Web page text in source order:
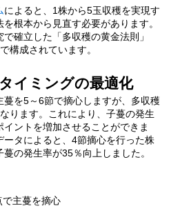
ター栽培の最適環境
着果管理による品質向上
理の具体的手法
きの収穫体験談
5月）：土作りと播種
によると、1株から5玉収穫を実現す
根本から見直す必要があります。
確立した「多収穫の黄金法則」
構成されています。
イミングの最適化
を5～6節で摘心しますが、多収穫
ります。これにより、子蔓の発生
ントを増加させることができま
タによると、4節摘心を行った株
の発生率が35％向上しました。
主蔓を摘心